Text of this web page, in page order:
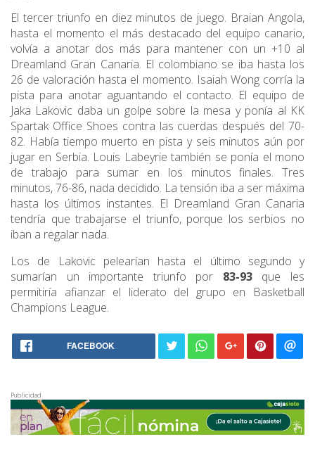
El tercer triunfo en diez minutos de juego. Braian Angola,
hasta el momento el más destacado del equipo canario,
volvía a anotar dos más para mantener con un +10 al
Dreamland Gran Canaria. El colombiano se iba hasta los
26 de valoración hasta el momento. Isaiah Wong corría la
pista para anotar aguantando el contacto. El equipo de
Jaka Lakovic daba un golpe sobre la mesa y ponía al KK
Spartak Office Shoes contra las cuerdas después del 70-
82. Había tiempo muerto en pista y seis minutos aún por
jugar en Serbia. Louis Labeyrie también se ponía el mono
de trabajo para sumar en los minutos finales. Tres
minutos, 76-86, nada decidido. La tensión iba a ser máxima
hasta los últimos instantes. El Dreamland Gran Canaria
tendría que trabajarse el triunfo, porque los serbios no
iban a regalar nada.
Los de Lakovic pelearían hasta el último segundo y
sumarían un importante triunfo por 83-93que les
permitiría afianzar el liderato del grupo en Basketball
Champions League.
FACEBOOK
Publicidad